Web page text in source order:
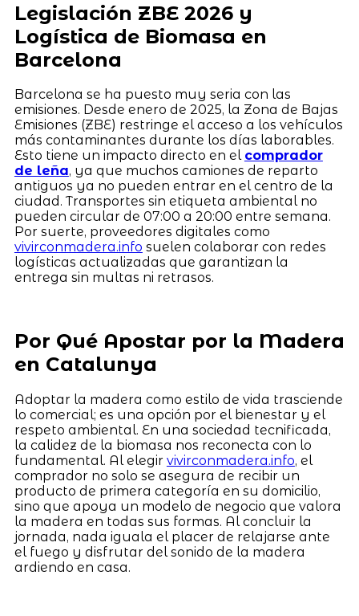
Legislación ZBE 2026 y
Logística de Biomasa en
Barcelona
Barcelona se ha puesto muy seria con las
emisiones. Desde enero de 2025, la Zona de Bajas
Emisiones (ZBE) restringe el acceso a los vehículos
más contaminantes durante los días laborables.
Esto tiene un impacto directo en el comprador
de leña, ya que muchos camiones de reparto
antiguos ya no pueden entrar en el centro de la
ciudad. Transportes sin etiqueta ambiental no
pueden circular de 07:00 a 20:00 entre semana.
Por suerte, proveedores digitales como
vivirconmadera.info suelen colaborar con redes
logísticas actualizadas que garantizan la
entrega sin multas ni retrasos.
Por Qué Apostar por la Madera
en Catalunya
Adoptar la madera como estilo de vida trasciende
lo comercial; es una opción por el bienestar y el
respeto ambiental. En una sociedad tecnificada,
la calidez de la biomasa nos reconecta con lo
fundamental. Al elegir vivirconmadera.info, el
comprador no solo se asegura de recibir un
producto de primera categoría en su domicilio,
sino que apoya un modelo de negocio que valora
la madera en todas sus formas. Al concluir la
jornada, nada iguala el placer de relajarse ante
el fuego y disfrutar del sonido de la madera
ardiendo en casa.